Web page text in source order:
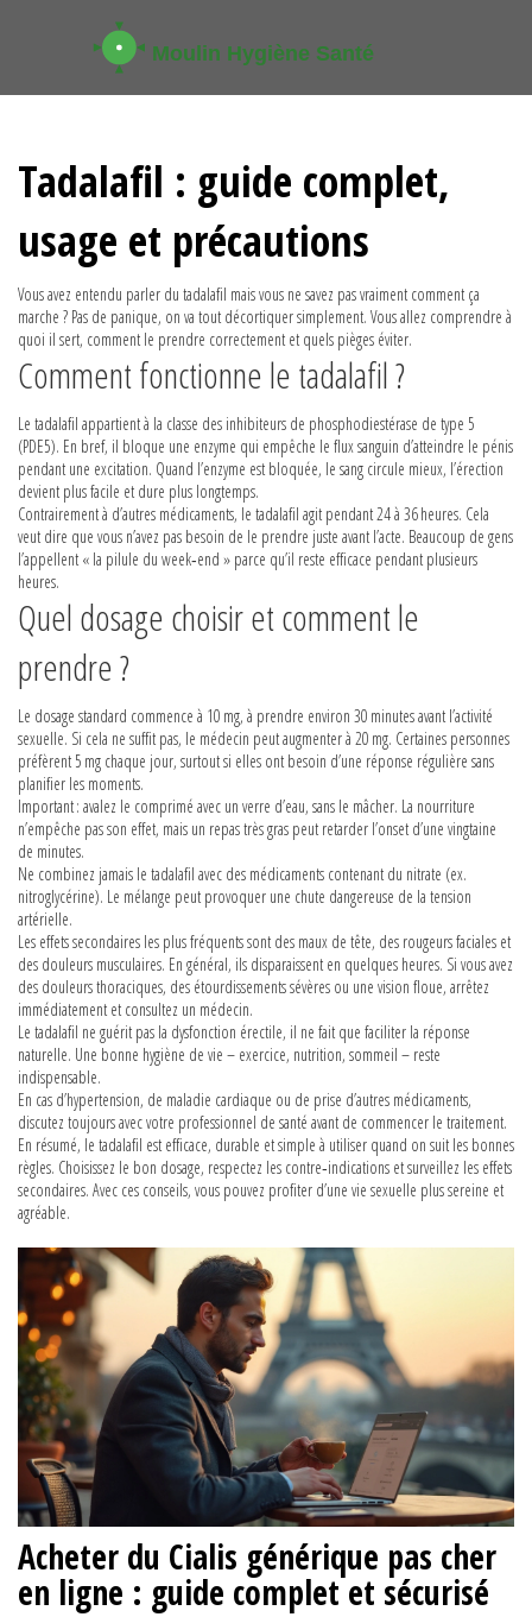
Tadalafil : guide complet,
usage et précautions
Vous avez entendu parler du tadalafil mais vous ne savez pas vraiment comment ça
marche ? Pas de panique, on va tout décortiquer simplement. Vous allez comprendre à
quoi il sert, comment le prendre correctement et quels pièges éviter.
Comment fonctionne le tadalafil ?
Le tadalafil appartient à la classe des inhibiteurs de phosphodiestérase de type 5
(PDE5). En bref, il bloque une enzyme qui empêche le flux sanguin d’atteindre le pénis
pendant une excitation. Quand l’enzyme est bloquée, le sang circule mieux, l’érection
devient plus facile et dure plus longtemps.
Contrairement à d’autres médicaments, le tadalafil agit pendant 24 à 36 heures. Cela
veut dire que vous n’avez pas besoin de le prendre juste avant l’acte. Beaucoup de gens
l’appellent « la pilule du week‑end » parce qu’il reste efficace pendant plusieurs
heures.
Quel dosage choisir et comment le
prendre ?
Le dosage standard commence à 10 mg, à prendre environ 30 minutes avant l’activité
sexuelle. Si cela ne suffit pas, le médecin peut augmenter à 20 mg. Certaines personnes
préfèrent 5 mg chaque jour, surtout si elles ont besoin d’une réponse régulière sans
planifier les moments.
Important : avalez le comprimé avec un verre d’eau, sans le mâcher. La nourriture
n’empêche pas son effet, mais un repas très gras peut retarder l’onset d’une vingtaine
de minutes.
Ne combinez jamais le tadalafil avec des médicaments contenant du nitrate (ex.
nitroglycérine). Le mélange peut provoquer une chute dangereuse de la tension
artérielle.
Les effets secondaires les plus fréquents sont des maux de tête, des rougeurs faciales et
des douleurs musculaires. En général, ils disparaissent en quelques heures. Si vous avez
des douleurs thoraciques, des étourdissements sévères ou une vision floue, arrêtez
immédiatement et consultez un médecin.
Le tadalafil ne guérit pas la dysfonction érectile, il ne fait que faciliter la réponse
naturelle. Une bonne hygiène de vie – exercice, nutrition, sommeil – reste
indispensable.
En cas d’hypertension, de maladie cardiaque ou de prise d’autres médicaments,
discutez toujours avec votre professionnel de santé avant de commencer le traitement.
En résumé, le tadalafil est efficace, durable et simple à utiliser quand on suit les bonnes
règles. Choisissez le bon dosage, respectez les contre‑indications et surveillez les effets
secondaires. Avec ces conseils, vous pouvez profiter d’une vie sexuelle plus sereine et
agréable.
Acheter du Cialis générique pas cher
en ligne : guide complet et sécurisé